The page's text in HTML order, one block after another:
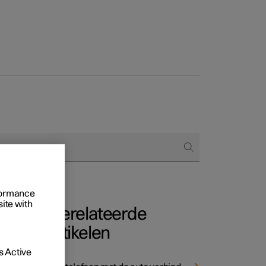
aard
Gerelateerde
artikelen
with
Active